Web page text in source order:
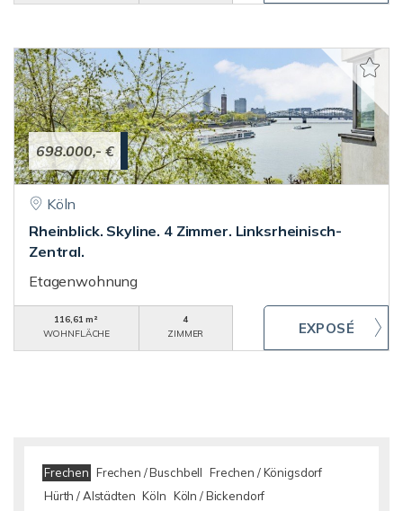
698.000,- €
Köln
Rheinblick. Skyline. 4 Zimmer. Linksrheinisch-
Zentral.
Etagenwohnung
116,61 m²
WOHNFLÄCHE
4
ZIMMER
Frechen Frechen / Buschbell Frechen / Königsdorf
Hürth / Alstädten Köln Köln / Bickendorf